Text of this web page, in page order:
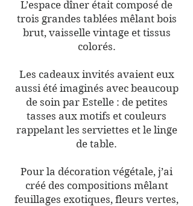
L’espace dîner était composé de
trois grandes tablées mêlant bois
brut, vaisselle vintage et tissus
colorés.
Les cadeaux invités avaient eux
aussi été imaginés avec beaucoup
de soin par Estelle : de petites
tasses aux motifs et couleurs
rappelant les serviettes et le linge
de table.
Pour la décoration végétale, j’ai
créé des compositions mêlant
feuillages exotiques, fleurs vertes,